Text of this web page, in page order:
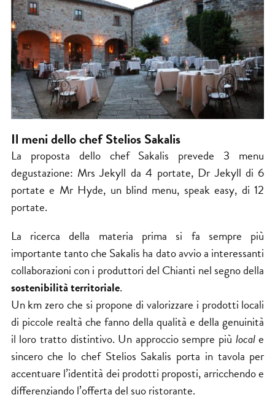
Il meni dello chef Stelios Sakalis
La proposta dello chef Sakalis prevede 3 menu
degustazione: Mrs Jekyll da 4 portate, Dr Jekyll di 6
portate e Mr Hyde, un blind menu, speak easy, di 12
portate.
La ricerca della materia prima si fa sempre più
importante tanto che Sakalis ha dato avvio a interessanti
collaborazioni con i produttori del Chianti nel segno della
sostenibilità territoriale.
Un km zero che si propone di valorizzare i prodotti locali
di piccole realtà che fanno della qualità e della genuinità
il loro tratto distintivo. Un approccio sempre più locale
sincero che lo chef Stelios Sakalis porta in tavola per
accentuare l’identità dei prodotti proposti, arricchendo e
differenziando l’offerta del suo ristorante.